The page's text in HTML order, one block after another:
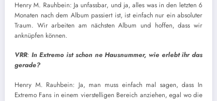
Henry M. Rauhbein: Ja unfassbar, und ja, alles was in den letzten 6
Monaten nach dem Album passiert ist, ist einfach nur ein absoluter
Traum. Wir arbeiten am nächsten Album und hoffen, dass wir
anknüpfen können.
VRR: In Extremo ist schon ne Hausnummer, wie erlebt ihr das
gerade?
Henry M. Rauhbein: Ja, man muss einfach mal sagen, dass In
Extremo Fans in einem vierstelligen Bereich anziehen, egal wo die